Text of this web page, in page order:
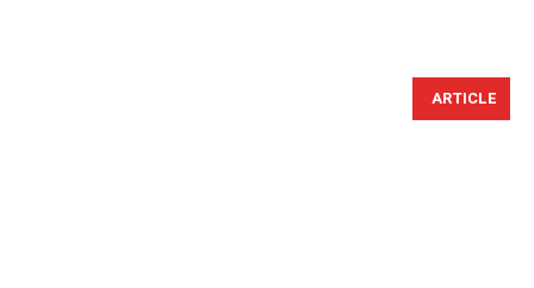
ARTICLE